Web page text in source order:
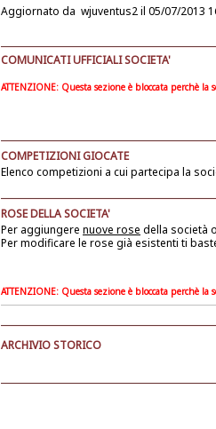
Aggiornato da wjuventus2il 05/07/2013
COMUNICATI UFFICIALI SOCIETA'
ATTENZIONE: Questa sezione è bloccata perchè
COMPETIZIONI GIOCATE
Elenco competizioni a cui partecipa la
ROSE DELLA SOCIETA'
Per aggiungere nuove rose della società
Per modificare le rose già esistenti ti
ATTENZIONE: Questa sezione è bloccata perchè
ARCHIVIO STORICO